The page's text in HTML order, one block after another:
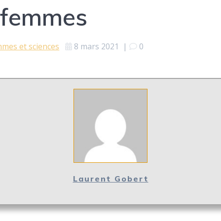
et sciences 8 mars 2021 | 0
Laurent Gobert